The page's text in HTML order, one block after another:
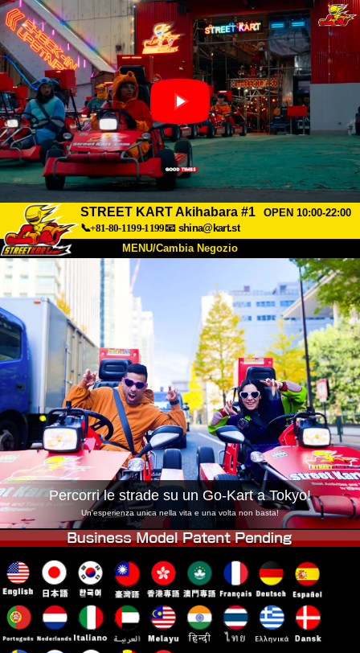
STREET KART Akihabara #1
OPEN 10:00-22:00
📞+81-80-1199-1199📧 shina@kart.st
MENU/Cambia Negozio
Chi Siamo Prezzo
Accesso Recensioni FAQ
Azienda Prenotazioni
Cambia Negozio
Tokyo Shinagawa Tokyo Akihabara#1
Tokyo Akihabara#2 Tokyo Shibuya
Tokyo Shibuya Annex Tokyo Bay
Tokyo Asakusa Osaka
Okinawa
Percorri le strade su un Go-Kart a Tokyo!
Un'esperienza unica nella vita e una volta non basta!